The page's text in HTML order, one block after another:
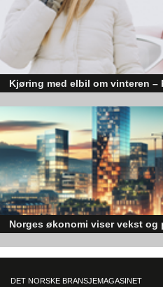
Kjøring med elbil om vinteren
utfordrende vinterforhold kan være
Norges økonomi viser vekst og
skaper optimisme på tvers av ulike
DET NORSKE BRANSJEMAGASINET